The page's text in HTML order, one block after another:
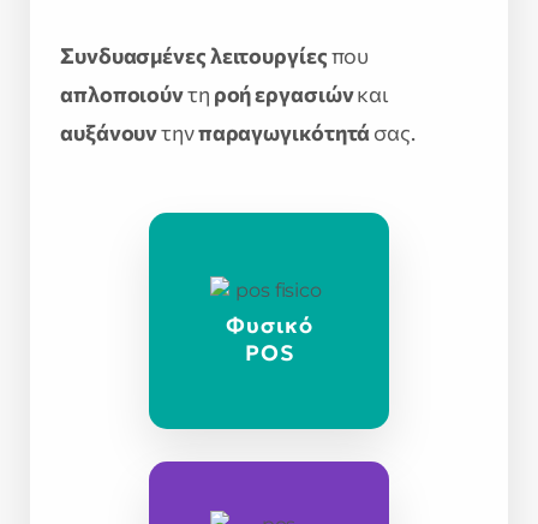
Φυσικό
POS
Συνδυασμένες λειτουργίεςπου
απλοποιούντη ροή εργασιώνκαι
αυξάνουντηνπαραγωγικότητά σας.